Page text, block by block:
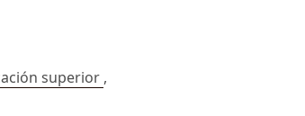
superior ,